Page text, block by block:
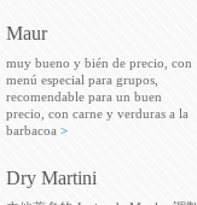
Maur
muy bueno y bién de precio, con
menú especial para grupos,
recomendable para un buen
precio, con carne y verduras a la
barbacoa >
Dry Martini